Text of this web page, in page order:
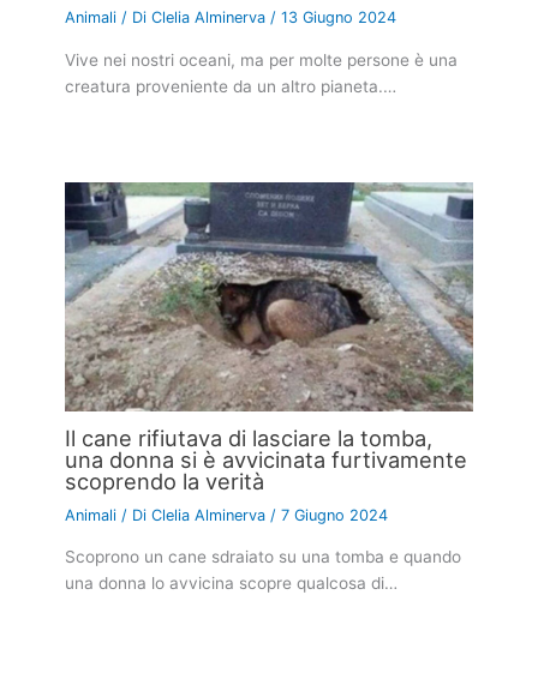
Animali / DiClelia Alminerva/13 Giugno 2024
Vive nei nostri oceani, ma per molte persone è una
creatura proveniente da un altro pianeta.…
Il cane rifiutava di lasciare la tomba,
una donna si è avvicinata furtivamente
scoprendo la verità
Animali / DiClelia Alminerva /7 Giugno 2024
Scoprono un cane sdraiato su una tomba e quando
una donna lo avvicina scopre qualcosa di…